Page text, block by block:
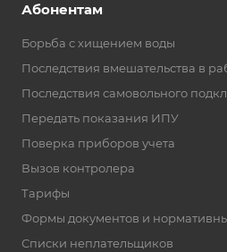
Абонентам
Борьба с хищением воды
Последствия вмешательства в
Последствия самовольного
Передать показания ИПУ
Поверка приборов учета
Вызов контролера
Тарифы
Формы документов и
Списки неплательщиков